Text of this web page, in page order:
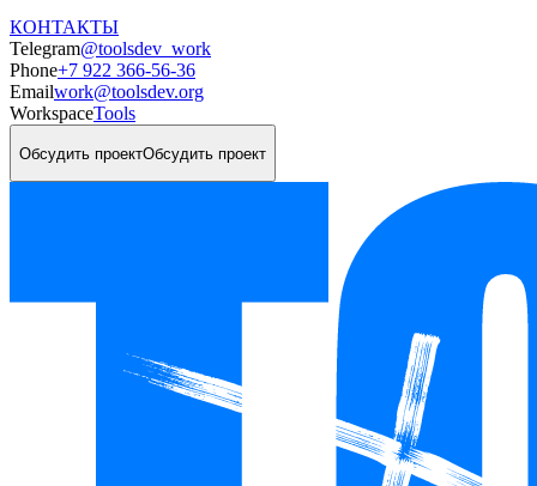
КОНТАКТЫ
Telegram@toolsdev_work
Phone+7 922 366-56-36
Emailwork@toolsdev.org
WorkspaceTools
Обсудить проектОбсудить проект